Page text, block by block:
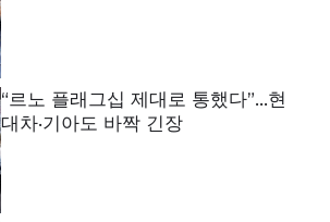
“르노 플래그십 제대로 통했다”…현
대차·기아도 바짝 긴장